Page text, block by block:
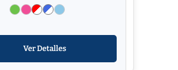
Ver Detalles